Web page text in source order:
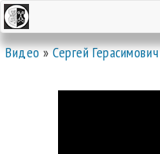
Видео»Сергей Герасимович